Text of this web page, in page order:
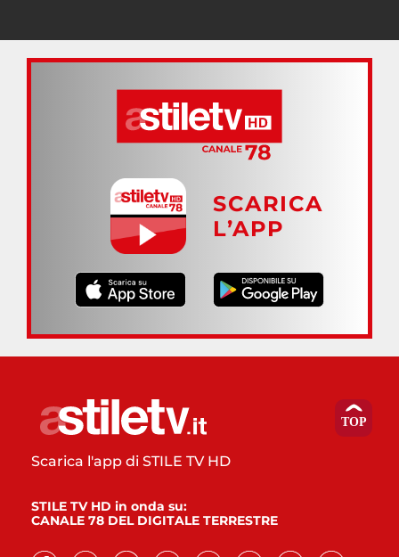
SCARICA
L’APP
Scarica l'app di STILE TV HD
STILE TV HD in onda su:
CANALE 78 DEL DIGITALE TERRESTRE